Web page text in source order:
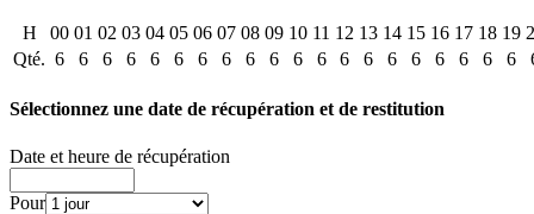
H 00 01 02 03 04 05 06 07 08 09 10 11 12 13 14 15 16 17 18 19
Qté. 6 6 6 6 6 6 6 6 6 6 6 6 6 6 6 6 6 6 6 6
Sélectionnez une date de récupération et de restitution
Date et heure de récupération
Pour